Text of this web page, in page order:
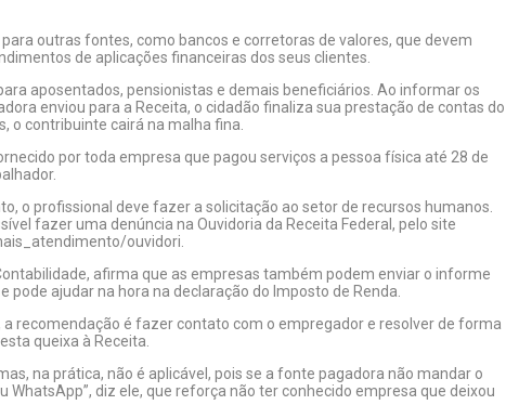
outras fontes, como bancos e corretoras de valores, que devem
de aplicações financeiras dos seus clientes.
aposentados, pensionistas e demais beneficiários. Ao informar os
enviou para a Receita, o cidadão finaliza sua prestação de contas do
o contribuinte cairá na malha fina.
por toda empresa que pagou serviços a pessoa física até 28 de
o profissional deve fazer a solicitação ao setor de recursos humanos.
fazer uma denúncia na Ouvidoria da Receita Federal, pelo site
ouvidori.
afirma que as empresas também podem enviar o informe
ajudar na hora na declaração do Imposto de Renda.
recomendação é fazer contato com o empregador e resolver de forma
queixa à Receita.
na prática, não é aplicável, pois se a fonte pagadora não mandar o
diz ele, que reforça não ter conhecido empresa que deixou